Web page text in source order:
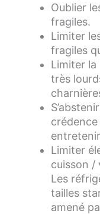
Oublier
fragiles.
Limiter
fragiles
Limiter la
très
Limiter
cuisson /
Les
tailles
amené